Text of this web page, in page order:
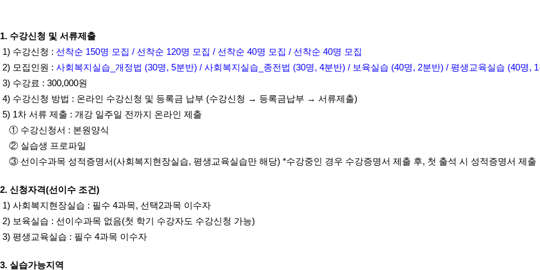
1. 수강신청 및 서류제출
1) 수강신청 : 선착순 150명 모집 / 선착순 120명 모집 / 선착순 40명 모집 / 선착순 40명 모집
2) 모집인원 : 사회복지실습_개정법 (30명, 5분반) / 사회복지실습_종전법 (30명, 4분반) / 보육실습 (40명, 2분반) / 평생교육실습 (40명,
3) 수강료 : 300,000원
4) 수강신청 방법 : 온라인 수강신청 및 등록금 납부 (수강신청 → 등록금납부 → 서류제출)
5) 1차 서류 제출 : 개강 일주일 전까지 온라인 제출
① 수강신청서 : 본원양식
② 실습생 프로파일
③ 선이수과목 성적증명서(사회복지현장실습, 평생교육실습만 해당) *수강중인 경우 수강증명서 제출 후, 첫 출석 시 성적증명서 제출
2. 신청자격(선이수 조건)
1) 사회복지현장실습 : 필수 4과목, 선택2과목 이수자
2) 보육실습 : 선이수과목 없음(첫 학기 수강자도 수강신청 가능)
3) 평생교육실습 : 필수 4과목 이수자
3. 실습가능지역